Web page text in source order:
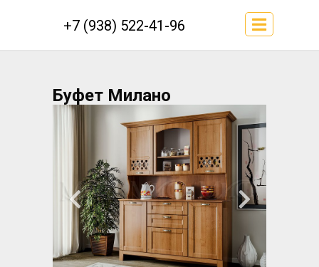
+7 (938) 522-41-96
Буфет Милано